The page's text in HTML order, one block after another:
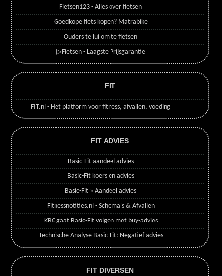
Fietsen123 - Alles over fietsen
Goedkope fiets kopen? Matrabike
Ouders te lui om te fietsen
▷Fietsen - Laagste Prijsgarantie
FIT
FIT.nl - Het platform voor fitness, afvallen, voeding
FIT ADVIES
Basic-Fit aandeel advies
Basic-Fit koers en advies
Basic-Fit » Aandeel advies
Fitnessnotities.nl - Schema's & Afvallen
KBC gaat Basic-Fit volgen met buy-advies
Technische Analyse Basic-Fit: Negatief advies
FIT DIVERSEN